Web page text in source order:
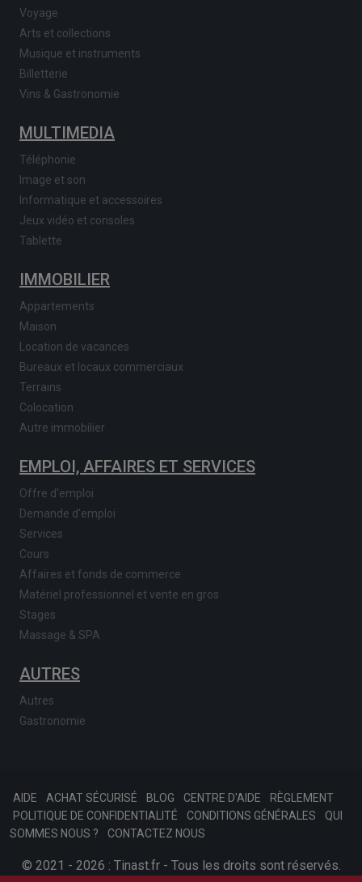
Voyage
Arts et collections
Musique et instruments
Billetterie
Vins & Gastronomie
MULTIMEDIA
Téléphonie
Image et son
Informatique et accessoires
Jeux vidéo et consoles
Tablette
IMMOBILIER
Appartements
Maison
Location de vacances
Bureaux et locaux commerciaux
Terrains
Colocation
Autre immobilier
EMPLOI, AFFAIRES ET SERVICES
Offre d'emploi
Demande d'emploi
Services
Cours
Affaires et fonds de commerce
Matériel professionnel et vente en gros
Stages
Massage & SPA
AUTRES
Autres
Gastronomie
AIDE ACHAT SÉCURISÉ BLOG CENTRE D'AIDE
RÈGLEMENT
POLITIQUE DE CONFIDENTIALITÉ
CONDITIONS GÉNÉRALES
QUI
SOMMES NOUS ?
CONTACTEZ NOUS
© 2021 - 2026 : Tinast.fr - Tous les droits sont réservés.